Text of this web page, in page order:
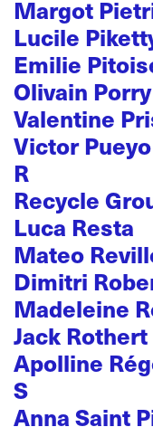
Margot
Lucile
Emilie
Olivain Porry
Valentine
Victor Pueyo
R
Recycle
Luca Resta
Mateo
Dimitri
Madeleine
Jack
Apolline
S
Anna Saint